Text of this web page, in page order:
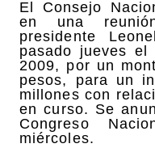
El Consejo
en una
presidente
pasado jueves el
2009, por un
pesos, para un
millones con
en curso. Se
Congreso
miércoles.